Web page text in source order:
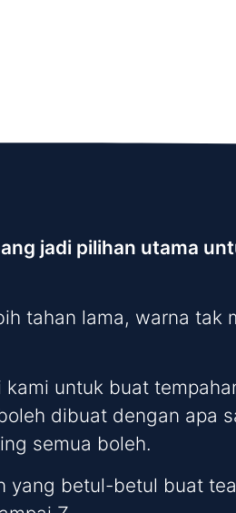
jadi pilihan utama
tahan lama, warna tak
untuk buat
dibuat dengan apa
semua boleh.
yang betul-betul buat